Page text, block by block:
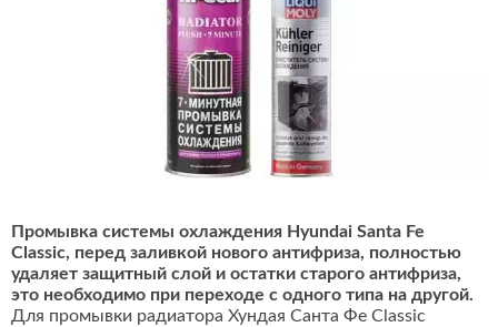
Промывка системы охлаждения Hyundai Santa Fe
Classic, перед заливкой нового антифриза, полностью
удаляет защитный слой и остатки старого антифриза,
это необходимо при переходе с одного типа на другой.
Для промывки радиатора Хундая Санта Фе Classic